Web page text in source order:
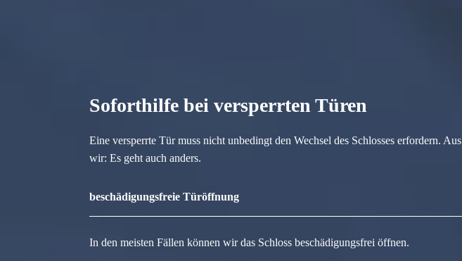
Soforthilfe bei versperrten Türen
Eine versperrte Tür muss nicht unbedingt den Wechsel des Schlosses erfordern.
wir: Es geht auch anders.
beschädigungsfreie Türöffnung
In den meisten Fällen können wir das Schloss beschädigungsfrei öffnen.